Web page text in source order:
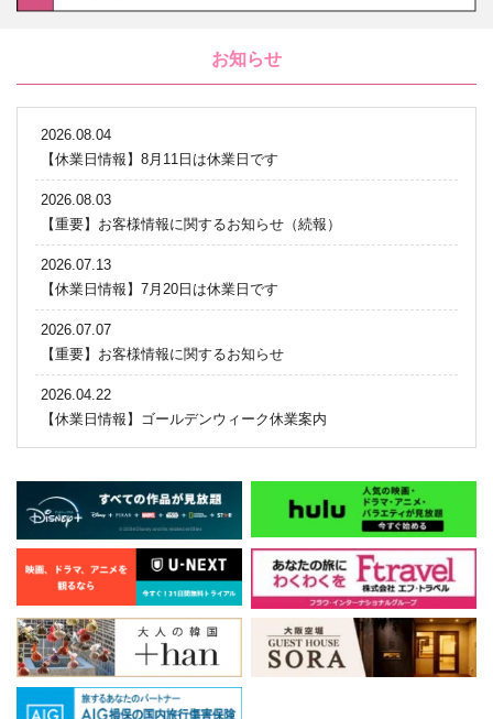
お知らせ
2026.08.04
【休業日情報】8月11日は休業日です
2026.08.03
【重要】お客様情報に関するお知らせ（続報）
2026.07.13
【休業日情報】7月20日は休業日です
2026.07.07
【重要】お客様情報に関するお知らせ
2026.04.22
【休業日情報】ゴールデンウィーク休業案内